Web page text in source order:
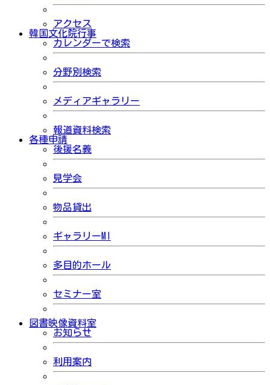
アクセス
韓国文化院行事
カレンダーで検索
分野別検索
メディアギャラリー
報道資料検索
各種申請
後援名義
見学会
物品貸出
ギャラリーMI
多目的ホール
セミナー室
図書映像資料室
お知らせ
利用案内